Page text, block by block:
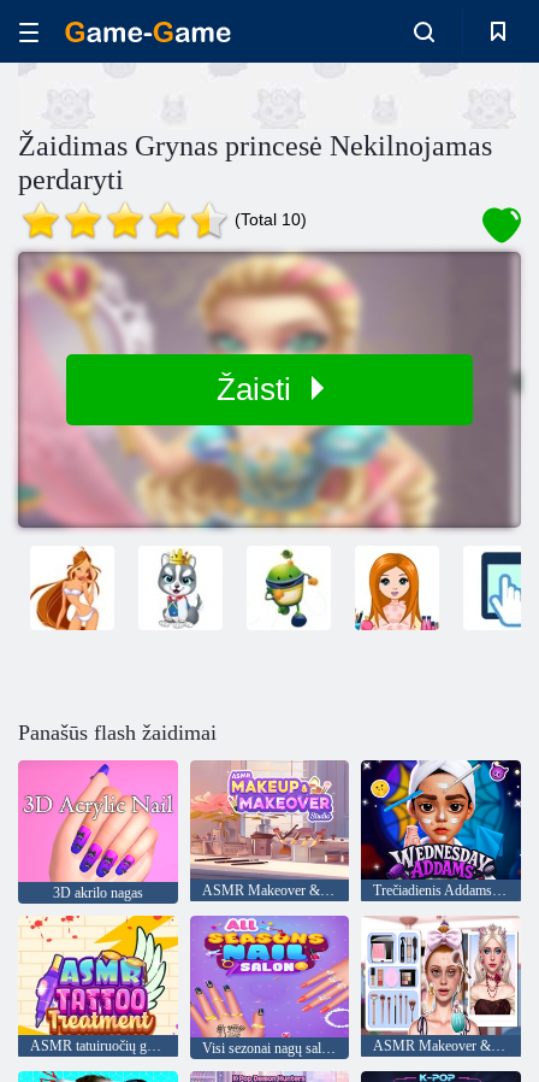
Žaidimas Grynas princesė Nekilnojamas
perdaryti
(Total 10)
Žaisti
Panašūs flash žaidimai
3D akrilo nagas ASMR Makeover & Makeup Studio Trečiadienis Addamso grožio salonas
ASMR tatuiruočių gydymas Visi sezonai nagų salonas ASMR Makeover & Makeup Studio